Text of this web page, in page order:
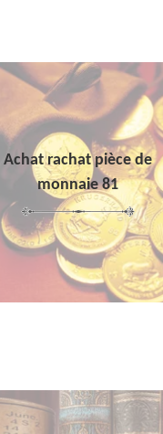
Achat rachat pièce de
monnaie 81